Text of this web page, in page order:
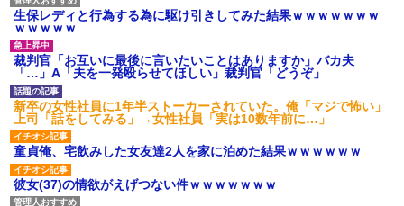
【衝撃】報酬100万円超の治験
募集がこちらｗｗｗｗｗ(※画像
あり)
【ネット騒然】惨殺されたタ
ワマン頂き女子のこの動画、す
げえええええｗｗｗｗｗｗｗｗ
ｗｗｗ
【愕然】白のクラウン俺氏、
高速道路左車線を制限速度で走
った結果wwwwwwwwwwww
百年の恋12-899 食べた量を
張り合ってくる
【悲報】佐藤輝明・・・２軍
でも盛大にやらかす←あまり悲
生保レディと行為する為に駆け引きしてみた結果ｗｗｗｗｗｗｗ
ｗｗｗｗｗ
裁判官「お互いに最後に言いたいことはありますか」バカ夫
「…」A「夫を一発殴らせてほしい」裁判官「どうぞ」
新卒の女性社員に1年半ストーカーされていた。俺「マジで怖い」
上司「話をしてみる」→女性社員「実は10数年前に…」
童貞俺、宅飲みした女友達2人を家に泊めた結果ｗｗｗｗｗｗ
彼女(37)の情欲がえげつない件ｗｗｗｗｗｗｗ